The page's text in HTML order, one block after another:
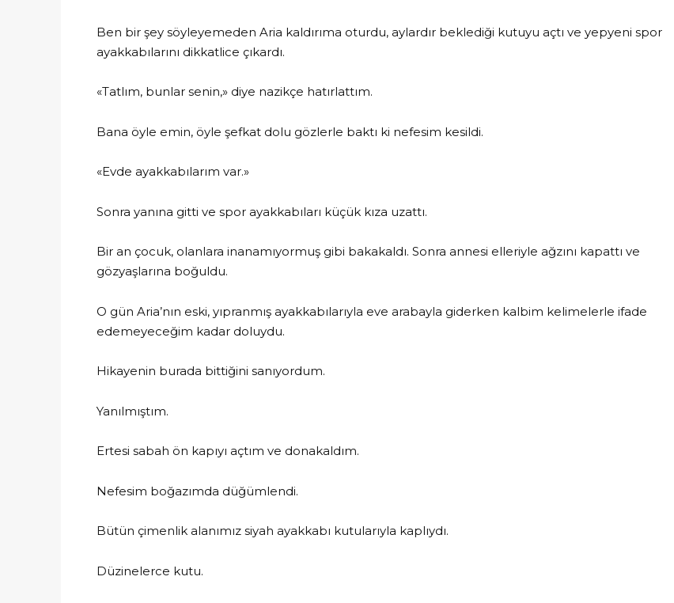
Ben bir şey söyleyemeden Aria kaldırıma oturdu, aylardır beklediği kutuyu açtı ve yepyeni spor
ayakkabılarını dikkatlice çıkardı.
«Tatlım, bunlar senin,» diye nazikçe hatırlattım.
Bana öyle emin, öyle şefkat dolu gözlerle baktı ki nefesim kesildi.
«Evde ayakkabılarım var.»
Sonra yanına gitti ve spor ayakkabıları küçük kıza uzattı.
Bir an çocuk, olanlara inanamıyormuş gibi bakakaldı. Sonra annesi elleriyle ağzını kapattı ve
gözyaşlarına boğuldu.
O gün Aria’nın eski, yıpranmış ayakkabılarıyla eve arabayla giderken kalbim kelimelerle ifade
edemeyeceğim kadar doluydu.
Hikayenin burada bittiğini sanıyordum.
Yanılmıştım.
Ertesi sabah ön kapıyı açtım ve donakaldım.
Nefesim boğazımda düğümlendi.
Bütün çimenlik alanımız siyah ayakkabı kutularıyla kaplıydı.
Düzinelerce kutu.